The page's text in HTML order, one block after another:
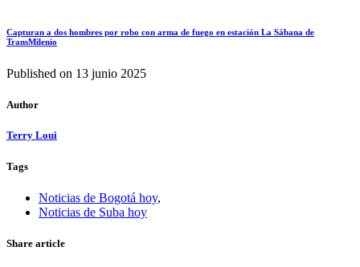
Capturan a dos hombres por robo con arma de fuego en estación La Sábana de
TransMilenio
Published on 13 junio 2025
Author
Terry Loui
Tags
Noticias de Bogotá hoy,
Noticias de Suba hoy
Share article